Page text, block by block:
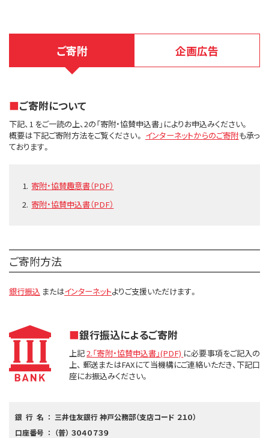
ご寄附 企画広告
ご寄附について
下記、1 をご一読の上、2の「寄附・協賛申込書」によりお申込みください。
概要は下記ご寄附方法をご覧ください。 インターネットからのご寄附も承っ
ております。
寄附・協賛趣意書（PDF）
寄附・協賛申込書（PDF）
ご寄附方法
銀行振込 またはインターネットよりご支援いただけます。
銀行振込によるご寄附
上記2.「寄附・協賛申込書」(PDF) に必要事項をご記入の
上、 郵送またはFAXにて当機構にご連絡いただき、下記口
座にお振込みください。
銀行名
三井住友銀行 神戸公務部（支店コード ２１０）
口座番号
（普） ３０４０７３９